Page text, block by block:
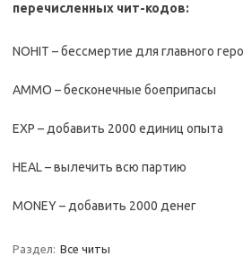
перечисленных чит-кодов:
NOHIT – бессмертие для главного
AMMO – бесконечные боеприпасы
EXP – добавить 2000 единиц опыта
HEAL – вылечить всю партию
MONEY – добавить 2000 денег
Раздел: Все читы